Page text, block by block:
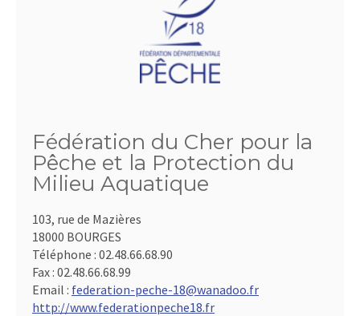
Fédération du Cher pour la
Pêche et la Protection du
Milieu Aquatique
103, rue de Mazières
18000 BOURGES
Téléphone : 02.48.66.68.90
Fax : 02.48.66.68.99
Email : federation-peche-18@wanadoo.fr
http://www.federationpeche18.fr